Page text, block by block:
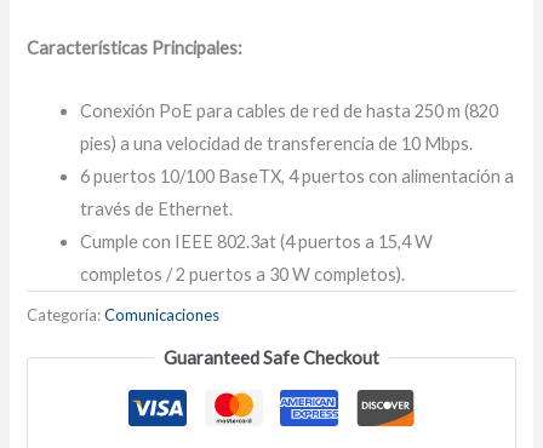
Características Principales:
Conexión PoE para cables de red de hasta 250 m (820
pies) a una velocidad de transferencia de 10 Mbps.
6 puertos 10/100 BaseTX, 4 puertos con alimentación a
través de Ethernet.
Cumple con IEEE 802.3at (4 puertos a 15,4 W
completos / 2 puertos a 30 W completos).
Categoría:Comunicaciones
Guaranteed Safe Checkout